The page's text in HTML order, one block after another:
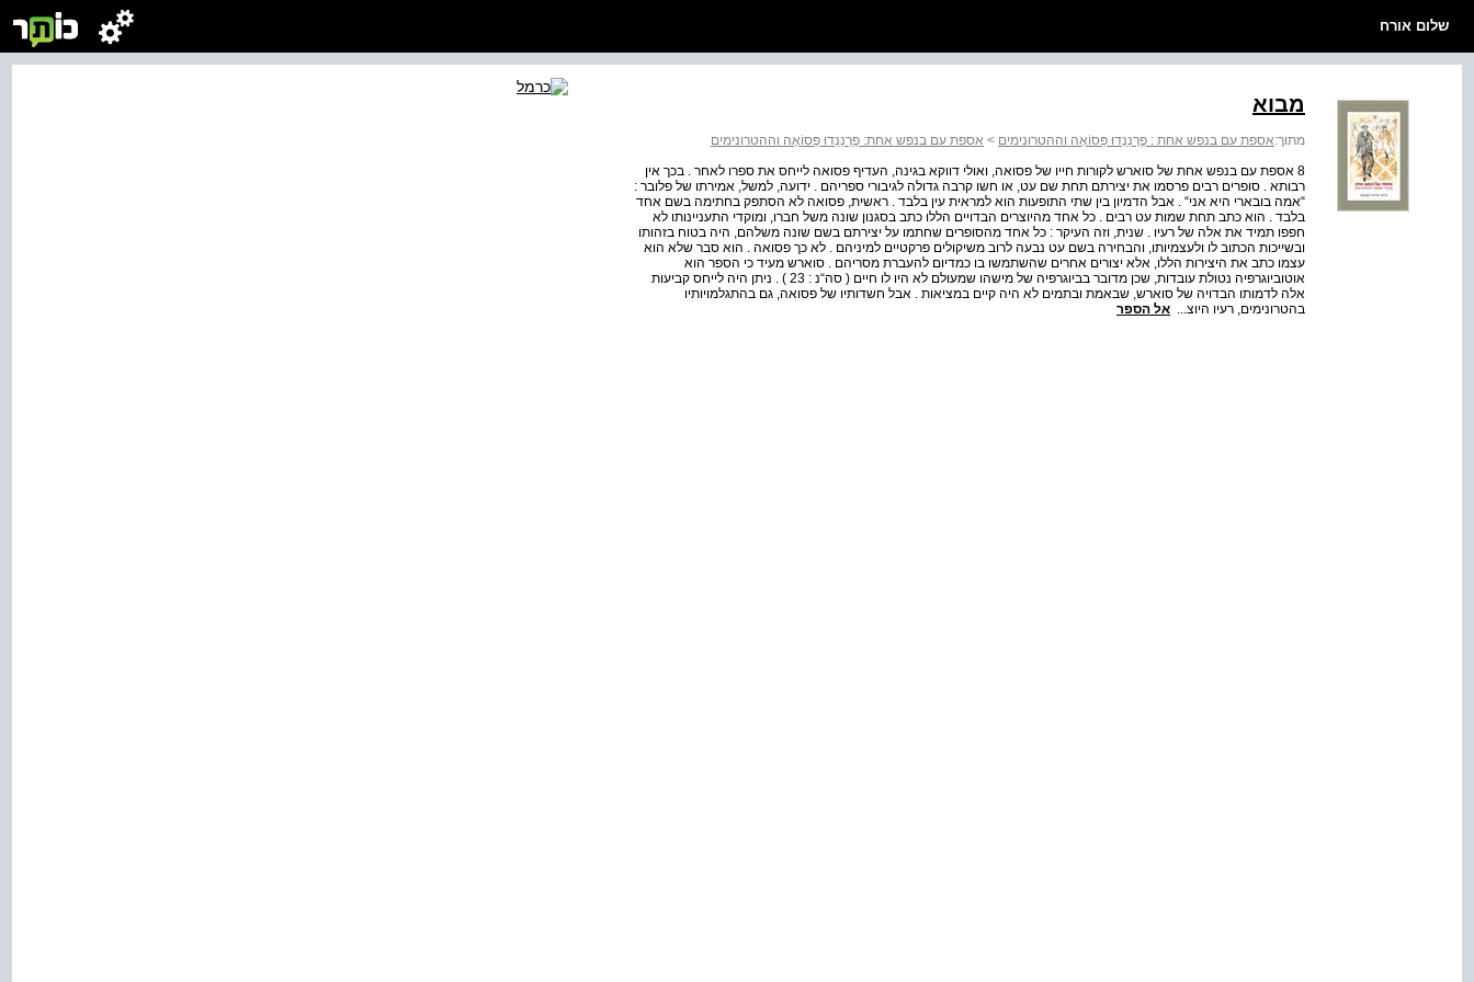
שלום אורח
מבוא
מתוך:אספת עם בנפש אחת : פֶרְנַנְדוּ פְּסוֹאָה וההטרונימים > אספת עם בנפש אחת: פֶרְנַנְדוּ פְּסוֹאָה וההטרונימים
8 אספת עם בנפש אחת של סוארש לקורות חייו של פסואה, ואולי דווקא בגינה, העדיף פסואה לייחס את ספרו לאחר . בכך אין
רבותא . סופרים רבים פרסמו את יצירתם תחת שם עט, או חשו קרבה גדולה לגיבורי ספריהם . ידועה, למשל, אמירתו של פלובר :
“אמה בובארי היא אני“ . אבל הדמיון בין שתי התופעות הוא למראית עין בלבד . ראשית, פסואה לא הסתפק בחתימה בשם אחד
בלבד . הוא כתב תחת שמות עט רבים . כל אחד מהיוצרים הבדויים הללו כתב בסגנון שונה משל חברו, ומוקדי התעניינותו לא
חפפו תמיד את אלה של רעיו . שנית, וזה העיקר : כל אחד מהסופרים שחתמו על יצירתם בשם שונה משלהם, היה בטוח בזהותו
ובשייכות הכתוב לו ולעצמיותו, והבחירה בשם עט נבעה לרוב משיקולים פרקטיים למיניהם . לא כך פסואה . הוא סבר שלא הוא
עצמו כתב את היצירות הללו, אלא יצורים אחרים שהשתמשו בו כמדיום להעברת מסריהם . סוארש מעיד כי הספר הוא
אוטוביוגרפיה נטולת עובדות, שכן מדובר בביוגרפיה של מישהו שמעולם לא היו לו חיים ( סה“נ : 23 ) . ניתן היה לייחס קביעות
אלה לדמותו הבדויה של סוארש, שבאמת ובתמים לא היה קיים במציאות . אבל חשדותיו של פסואה, גם בהתגלמויותיו
בהטרונימים, רעיו היוצ... אל הספר